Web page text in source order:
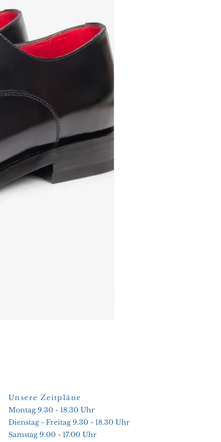
Unsere Zeitpläne
Montag 9.30 - 18.30 Uhr
Dienstag - Freitag 9.30 - 18.30 Uhr
Samstag 9.00 - 17.00 Uhr